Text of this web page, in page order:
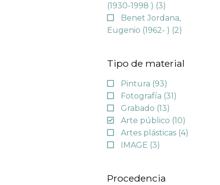
(1930-1998 ) (3)
Benet Jordana,
Eugenio (1962- ) (2)
Tipo de material
Pintura (93)
Fotografía (31)
Grabado (13)
Arte público (10)
Artes plásticas (4)
IMAGE (3)
Procedencia